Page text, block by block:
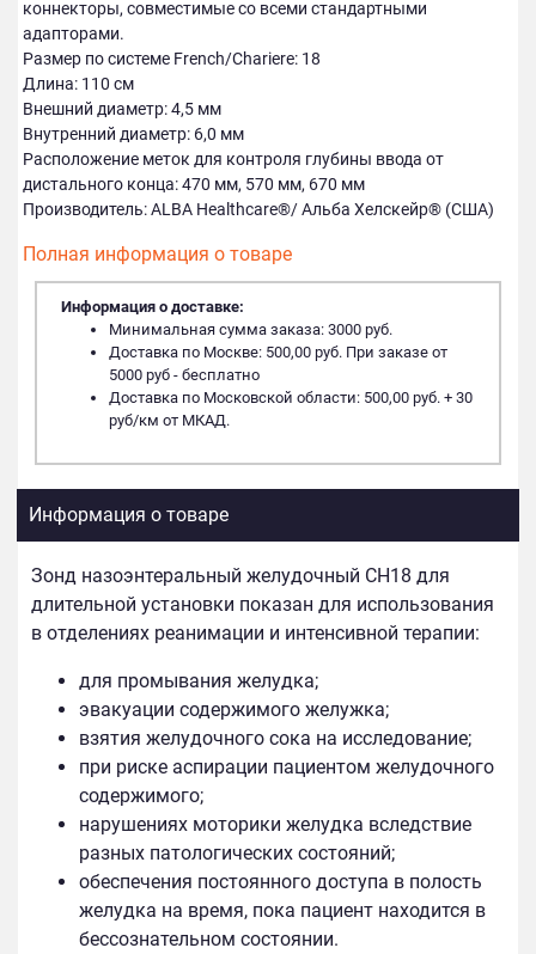
коннекторы, совместимые со всеми стандартными
адапторами.
Размер по системе French/Chariere: 18
Длина: 110 см
Внешний диаметр: 4,5 мм
Внутренний диаметр: 6,0 мм
Расположение меток для контроля глубины ввода от
дистального конца: 470 мм, 570 мм, 670 мм
Производитель: ALBA Healthcare®/ Альба Хелскейр® (США)
Полная информация о товаре
Информация о доставке:
Минимальная сумма заказа: 3000 руб.
Доставка по Москве: 500,00 руб. При заказе от
5000 руб - бесплатно
Доставка по Московской области: 500,00 руб. + 30
руб/км от МКАД.
Информация о товаре
Зонд назоэнтеральный желудочный СН18 для
длительной установки показан для использования
в отделениях реанимации и интенсивной терапии:
для промывания желудка;
эвакуации содержимого желужка;
взятия желудочного сока на исследование;
при риске аспирации пациентом желудочного
содержимого;
нарушениях моторики желудка вследствие
разных патологических состояний;
обеспечения постоянного доступа в полость
желудка на время, пока пациент находится в
бессознательном состоянии.